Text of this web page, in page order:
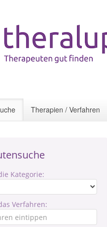
Therapien / Verfahren
Kategorie:
Verfahren: